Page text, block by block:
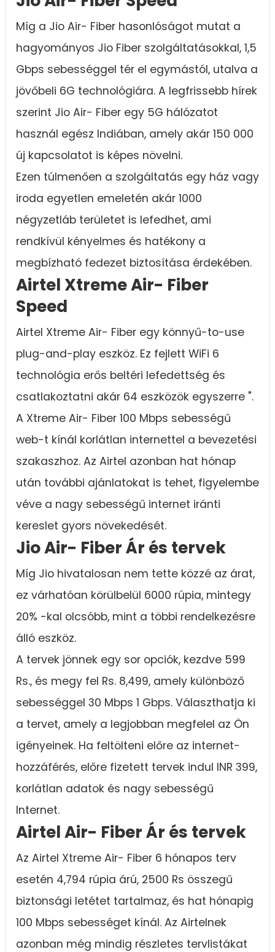
Míg a Jio Air- Fiber hasonlóságot mutat a
hagyományos Jio Fiber szolgáltatásokkal, 1,5
Gbps sebességgel tér el egymástól, utalva a
jövőbeli 6G technológiára. A legfrissebb hírek
szerint Jio Air- Fiber egy 5G hálózatot
használ egész Indiában, amely akár 150 000
új kapcsolatot is képes növelni.
Ezen túlmenően a szolgáltatás egy ház vagy
iroda egyetlen emeletén akár 1000
négyzetláb területet is lefedhet, ami
rendkívül kényelmes és hatékony a
megbízható fedezet biztosítása érdekében.
Airtel Xtreme Air- Fiber
Speed
Airtel Xtreme Air- Fiber egy könnyű-to-use
plug-and-play eszköz. Ez fejlett WiFi 6
technológia erős beltéri lefedettség és
csatlakoztatni akár 64 eszközök egyszerre ".
A Xtreme Air- Fiber 100 Mbps sebességű
web-t kínál korlátlan internettel a bevezetési
szakaszhoz. Az Airtel azonban hat hónap
után további ajánlatokat is tehet, figyelembe
véve a nagy sebességű internet iránti
kereslet gyors növekedését.
Jio Air- Fiber Ár és tervek
Míg Jio hivatalosan nem tette közzé az árat,
ez várhatóan körülbelül 6000 rúpia, mintegy
20% -kal olcsóbb, mint a többi rendelkezésre
álló eszköz.
A tervek jönnek egy sor opciók, kezdve 599
Rs., és megy fel Rs. 8,499, amely különböző
sebességgel 30 Mbps 1 Gbps. Választhatja ki
a tervet, amely a legjobban megfelel az Ön
igényeinek. Ha feltölteni előre az internet-
hozzáférés, előre fizetett tervek indul INR 399,
korlátlan adatok és nagy sebességű
Internet.
Airtel Air- Fiber Ár és tervek
Az Airtel Xtreme Air- Fiber 6 hónapos terv
esetén 4,794 rúpia árú, 2500 Rs összegű
biztonsági letétet tartalmaz, és hat hónapig
100 Mbps sebességet kínál. Az Airtelnek
azonban még mindig részletes tervlistákat